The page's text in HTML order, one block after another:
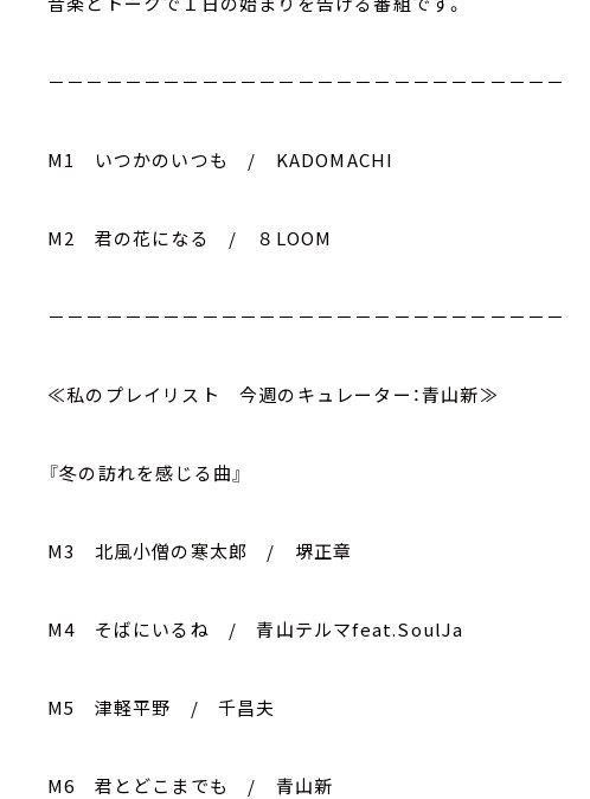
－－－－－－－－－－－－－－－－－－－－－－－－－－－
M1 いつかのいつも / KADOMACHI
M2 君の花になる / ８LOOM
－－－－－－－－－－－－－－－－－－－－－－－－－－－
≪私のプレイリスト 今週のキュレーター：青山新≫
『冬の訪れを感じる曲』
M3 北風小僧の寒太郎 / 堺正章
M4 そばにいるね / 青山テルマfeat.SoulJa
M5 津軽平野 / 千昌夫
M6 君とどこまでも / 青山新